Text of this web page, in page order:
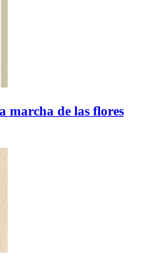
marcha de las flores